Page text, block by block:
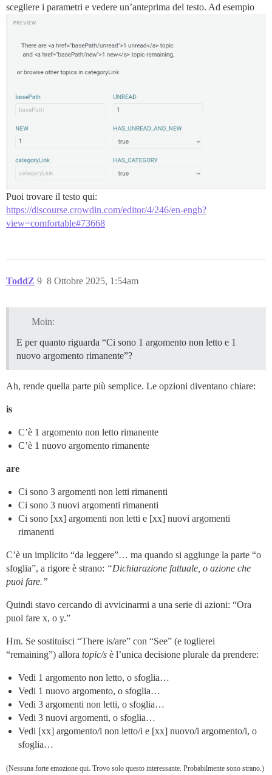
scegliere i parametri e vedere un’anteprima del testo. Ad esempio
Puoi trovare il testo qui:
https://discourse.crowdin.com/editor/4/246/en-engb?
view=comfortable#73668
ToddZ 8 Ottobre 2025, 1:54am
9
Moin:
E per quanto riguarda “Ci sono 1 argomento non letto e 1
nuovo argomento rimanente”?
Ah, rende quella parte più semplice. Le opzioni diventano chiare:
is
C’è 1 argomento non letto rimanente
C’è 1 nuovo argomento rimanente
are
Ci sono 3 argomenti non letti rimanenti
Ci sono 3 nuovi argomenti rimanenti
Ci sono [xx] argomenti non letti e [xx] nuovi argomenti
rimanenti
C’è un implicito “da leggere”… ma quando si aggiunge la parte “o
sfoglia”, a rigore è strano: “Dichiarazione fattuale, o azione che
puoi fare.”
Quindi stavo cercando di avvicinarmi a una serie di azioni: “Ora
puoi fare x, o y.”
Hm. Se sostituisci “There is/are” con “See” (e toglierei
“remaining”) allora topic/s è l’unica decisione plurale da prendere:
Vedi 1 argomento non letto, o sfoglia…
Vedi 1 nuovo argomento, o sfoglia…
Vedi 3 argomenti non letti, o sfoglia…
Vedi 3 nuovi argomenti, o sfoglia…
Vedi [xx] argomento/i non letto/i e [xx] nuovo/i argomento/i, o
sfoglia…
(Nessuna forte emozione qui. Trovo solo questo interessante. Probabilmente sono strano.)